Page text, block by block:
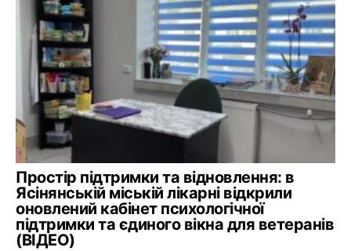
Простір підтримки та відновлення: в
Ясінянській міській лікарні відкрили
оновлений кабінет психологічної
підтримки та єдиного вікна для ветеранів
(ВІДЕО)